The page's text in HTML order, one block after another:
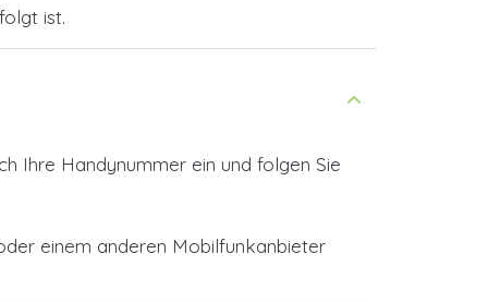
ist.
Ihre Handynummer ein und folgen Sie
einem anderen Mobilfunkanbieter